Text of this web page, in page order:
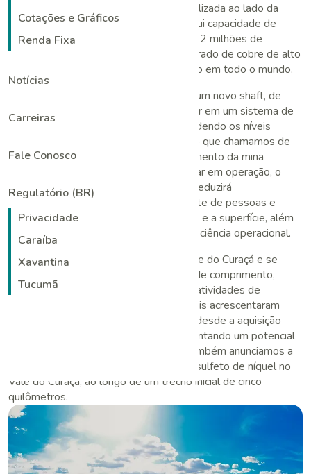
Cotações e Gráficos
Renda Fixa
Notícias
Carreiras
Fale Conosco
Regulatório (BR)
Privacidade
Caraíba
Xavantina
Tucumã
convencionais na planta de Caraíba, localizada ao lado da
mina subterrânea de Pilar. A usina possui capacidade de
processamento de aproximadamente 4,2 milhões de
toneladas por ano e produz um concentrado de cobre de alto
teor, enviado para empresas de fundição em todo o mundo.
Na Mina de Pilar, estamos construindo um novo shaft, de
maior capacidade, que transformará Pilar em um sistema de
duas minas, com o shaft existente atendendo os níveis
superiores e o novo shaft atendendo ao que chamamos de
Deepening Extension Zone (aprofundamento da mina
subterrânea), de alto teor. Quando entrar em operação, o
shaft permitirá maiores níveis de lavra, reduzirá
significativamente o tempo de transporte de pessoas e
materiais entre as áreas mais profundas e a superfície, além
de proporcionar ganhos adicionais de eficiência operacional.
A Unidade Caraíba está situadas no Vale do Curaçá e se
estende por mais de 100 quilômetros de comprimento,
cobrindo mais de 185 mil hectares. As atividades de
exploração próximas às minas e regionais acrescentaram
quase 20 anos à vida útil do complexo desde a aquisição
pela Ero, em 2016, e continuam apresentando um potencial
significativo. Em setembro de 2022, também anunciamos a
descoberta de um sistema regional de sulfeto de níquel no
Vale do Curaçá, ao longo de um trecho inicial de cinco
quilômetros.